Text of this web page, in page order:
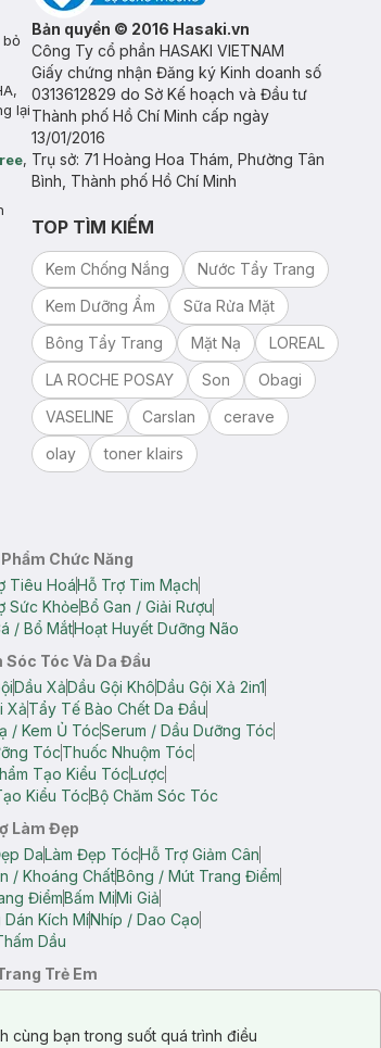
lại
,
Bản quyền © 2016 Hasaki.vn
Công Ty cổ phần HASAKI VIETNAM
Giấy chứng nhận Đăng ký Kinh doanh số
0313612829 do Sở Kế hoạch và Đầu tư
Thành phố Hồ Chí Minh cấp ngày
13/01/2016
Trụ sở: 71 Hoàng Hoa Thám, Phường Tân
Bình, Thành phố Hồ Chí Minh
TOP TÌM KIẾM
Kem Chống Nắng
Nước Tẩy Trang
Kem Dưỡng Ẩm
Sữa Rửa Mặt
Bông Tẩy Trang
Mặt Nạ
LOREAL
LA ROCHE POSAY
Son
Obagi
VASELINE
Carslan
cerave
olay
toner klairs
Chức Năng
Tiêu HoáHỗ Trợ Tim Mạch
Sức KhỏeBổ Gan / Giải Rượu
/ Bổ MắtHoạt Huyết Dưỡng Não
Sóc Tóc Và Da Đầu
Dầu XảDầu Gội KhôDầu Gội Xả 2in1
XảTẩy Tế Bào Chết Da Đầu
/ Kem Ủ TócSerum / Dầu Dưỡng Tóc
TócThuốc Nhuộm Tóc
Tạo Kiểu TócLược
Kiểu TócBộ Chăm Sóc Tóc
Làm Đẹp
DaLàm Đẹp TócHỗ Trợ Giảm Cân
/ Khoáng ChấtBông / Mút Trang Điểm
ĐiểmBấm MiMi Giả
Dán Kích MíNhíp / Dao Cạo
Dầu
Trẻ Em
cùng bạn trong suốt quá trình điều